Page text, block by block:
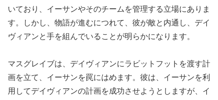
いており、イーサンやそのチームを管理する立場にありま
す。しかし、物語が進むにつれて、彼が敵と内通し、デイ
ヴィアンと手を組んでいることが明らかになります。
マスグレイブは、デイヴィアンにラビットフットを渡す計
画を立て、イーサンを罠にはめます。彼は、イーサンを利
用してデイヴィアンの計画を成功させようとしますが、イ